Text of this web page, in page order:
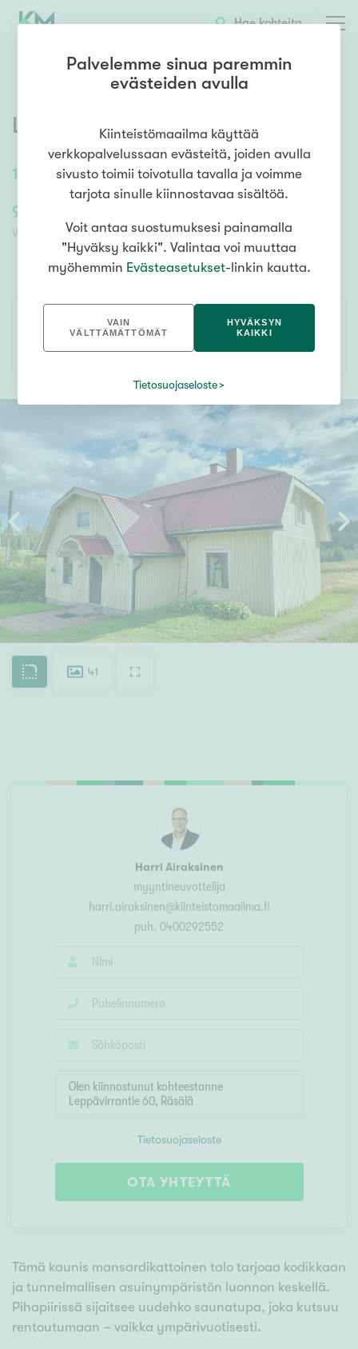
Hae kohteita
113 m² 3h, k, s
Leppävirrantie 60,Räsälä
90 000,00 €
Velaton lähtöhinta Lähtöhinta ilman velkaosuutta
SEURAA KOHDETTA
41
Harri Airaksinen
myyntineuvottelija
harri.airaksinen@kiinteistomaailma.fi
puh. 0400292552
Tietosuojaseloste
OTA YHTEYTTÄ
Tämä kaunis mansardikattoinen talo tarjoaa kodikkaan
ja tunnelmallisen asuinympäristön luonnon keskellä.
Pihapiirissä sijaitsee uudehko saunatupa, joka kutsuu
rentoutumaan – vaikka ympärivuotisesti.
Palvelemme sinua paremmin
evästeiden avulla
Kiinteistömaailma käyttää
verkkopalvelussaan evästeitä, joiden avulla
sivusto toimii toivotulla tavalla ja voimme
tarjota sinulle kiinnostavaa sisältöä.
Voit antaa suostumuksesi painamalla
"Hyväksy kaikki". Valintaa voi muuttaa
myöhemmin Evästeasetukset-linkin kautta.
VAIN
VÄLTTÄMÄTTÖMÄT
HYVÄKSYN
KAIKKI
Tietosuojaseloste